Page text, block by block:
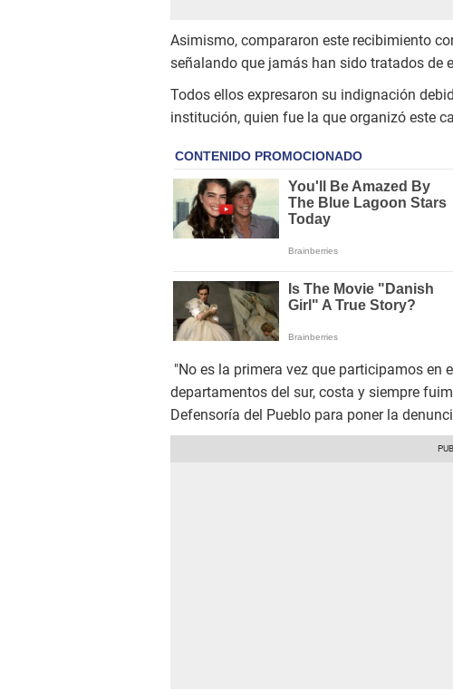
Asimismo, compararon este recibimiento
señalando que jamás han sido tratados de
Todos ellos expresaron su indignación
institución, quien fue la que organizó este
"No es la primera vez que participamos en
departamentos del sur, costa y siempre
Defensoría del Pueblo para poner la